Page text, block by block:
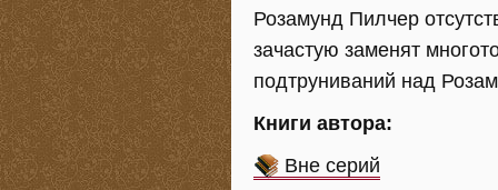
Розамунд Пилчер
зачастую заменят
подтруниваний над
Книги автора:
Вне серий